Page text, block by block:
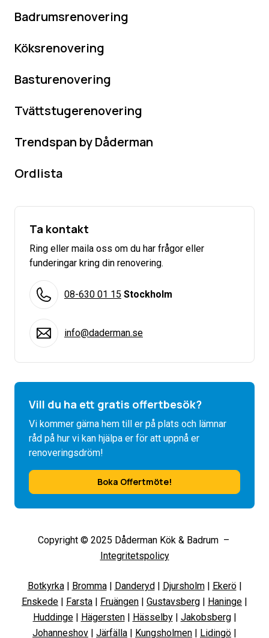
Badrumsrenovering
Köksrenovering
Basturenovering
Tvättstugerenovering
Trendspan by Dåderman
Ordlista
Ta kontakt
Ring eller maila oss om du har frågor eller
funderingar kring din renovering.
08-630 01 15 Stockholm
info@daderman.se
Vill du ha ett gratis offertbesök?
Vi kommer gärna hem till er på plats och lämnar
råd på hur vi kan hjälpa er för att uppnå er
renoveringsdröm!
Boka Offertmöte!
Copyright © 2025 Dåderman Kök & Badrum –
Integritetspolicy
Botkyrka| Bromma| Danderyd Djursholm| Ekerö|
Enskede
Farsta Fruängen Gustavsberg Haninge
Huddinge| Hägersten| Hässelby| Jakobsberg|
Johanneshov
Järfälla Kungsholmen Lidingö